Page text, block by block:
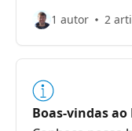
1 autor 2
Boas-vindas